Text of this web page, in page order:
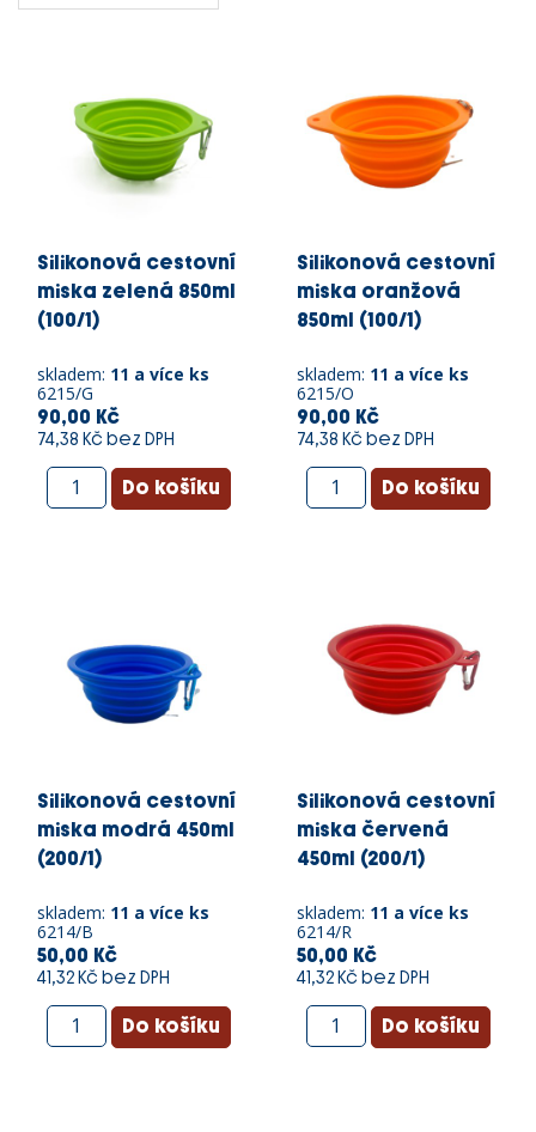
Silikonová cestovní
miska zelená 850ml
(100/1)
skladem: 11 a více ks
6215/G
90,00 Kč
74,38 Kč bez DPH
Silikonová cestovní
miska oranžová
850ml (100/1)
skladem: 11 a více ks
6215/O
90,00 Kč
74,38 Kč bez DPH
Silikonová cestovní
miska modrá 450ml
(200/1)
skladem: 11 a více ks
6214/B
50,00 Kč
41,32 Kč bez DPH
Silikonová cestovní
miska červená
450ml (200/1)
skladem: 11 a více ks
6214/R
50,00 Kč
41,32 Kč bez DPH